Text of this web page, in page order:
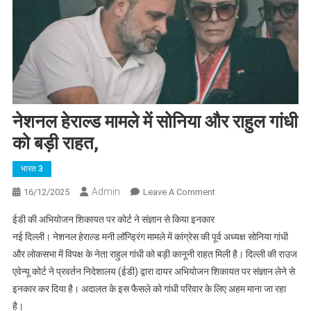
नेशनल हेराल्ड मामले में सोनिया और राहुल गांधी
को बड़ी राहत,
भारत 3
16/12/2025 Admin Leave A CommentOn
हेराल्ड
मामले
में
सोनिया
और
ईडी की अभियोजन शिकायत पर कोर्ट ने संज्ञान से किया इनकार
नई दिल्ली। नेशनल हेराल्ड मनी लॉन्ड्रिंग मामले में कांग्रेस की पूर्व अध्यक्ष सोनिया गांधी
और लोकसभा में विपक्ष के नेता राहुल गांधी को बड़ी कानूनी राहत मिली है। दिल्ली की राउज
एवेन्यू कोर्ट ने प्रवर्तन निदेशालय (ईडी) द्वारा दायर अभियोजन शिकायत पर संज्ञान लेने से
इनकार कर दिया है। अदालत के इस फैसले को गांधी परिवार के लिए अहम माना जा रहा
है।